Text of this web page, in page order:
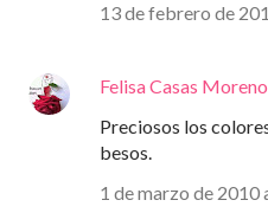
13 de febrero de
Felisa Casas Moreno
Preciosos los
besos.
1 de marzo de 2010